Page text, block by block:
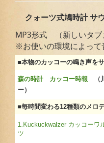
クォーツ式鳩時計 サ
MP3形式 （新しいタブ
※お使いの環境によって
■本物のカッコーの鳴き声を
森の時計 カッコー時報 （
ー）
■毎時間変わる12種類のメロ
1.Kuckuckwalzer カッコーワ
ツ